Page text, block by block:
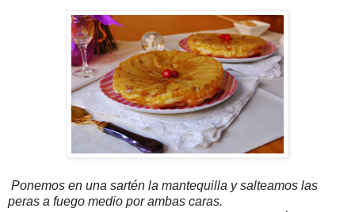
Ponemos en una sartén la mantequilla y salteamos las
peras a fuego medio por ambas caras.